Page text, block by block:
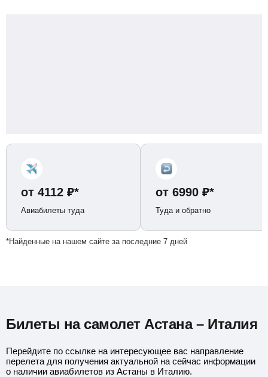
от 4112 ₽*
Авиабилеты туда
от 6990 ₽*
Туда и обратно
*Найденные на нашем сайте за последние 7 дней
Билеты на самолет Астана – Италия
Перейдите по ссылке на интересующее вас направление
перелета для получения актуальной на сейчас информации
о наличии авиабилетов из Астаны в Италию.